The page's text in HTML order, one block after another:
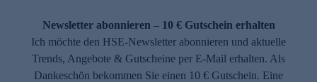
Newsletter abonnieren – 10 € Gutschein erhalten
Ich möchte den HSE-Newsletter abonnieren und aktuelle
Trends, Angebote & Gutscheine per E-Mail erhalten. Als
Dankeschön bekommen Sie einen 10 € Gutschein. Eine